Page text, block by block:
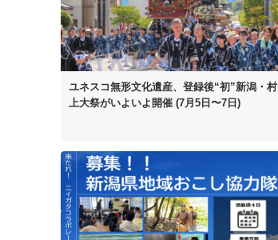
ユネスコ無形文化遺産、 登録後“初”新潟・村
上大祭がいよいよ開催 (7月5日〜7日)